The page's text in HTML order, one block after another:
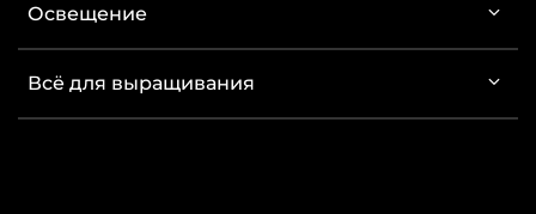
Освещение
Всё для выращивания